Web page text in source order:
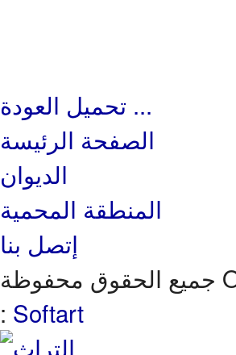
تحميل العودة ...
الصفحة الرئيسة
الديوان
المنطقة المحمية
إتصل بنا
: Softart